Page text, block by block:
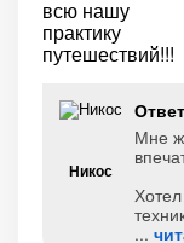
Никос
Мне